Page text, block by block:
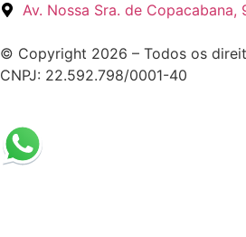
Av. Nossa Sra. de
© Copyright 2026 – Todos os
CNPJ: 22.592.798/0001-40